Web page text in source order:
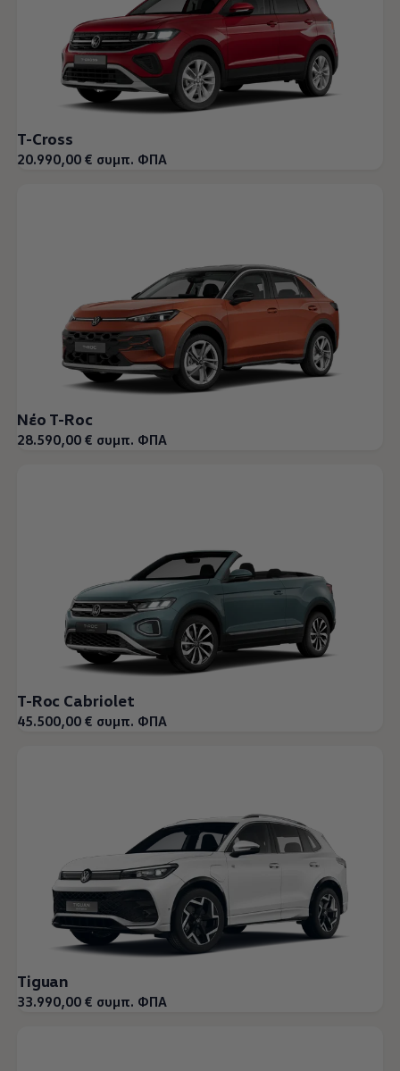
T-Cross
20.990,00 € συμπ. ΦΠΑ
Νέο T-Roc
28.590,00 € συμπ. ΦΠΑ
T-Roc Cabriolet
45.500,00 € συμπ. ΦΠΑ
Tiguan
33.990,00 € συμπ. ΦΠΑ